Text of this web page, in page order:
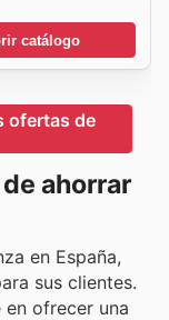
catálogo
ofertas de
ahorrar
en España,
sus clientes.
en ofrecer una